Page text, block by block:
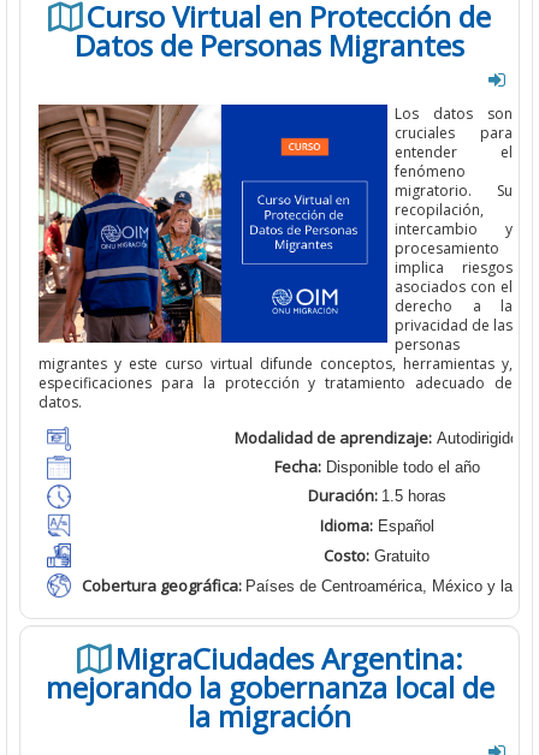
Curso Virtual en Protección de
Datos de Personas Migrantes
Los datos son
cruciales para
entender el
fenómeno
migratorio. Su
recopilación,
intercambio y
procesamiento
implica riesgos
asociados con el
derecho a la
privacidad de las
personas
migrantes y este curso virtual difunde conceptos, herramientas y,
especificaciones para la protección y tratamiento adecuado de
datos.
Modalidad de aprendizaje: Autodirigido
Fecha:Disponible todo el año
Duración: 1.5 horas
Idioma:Español
Costo: Gratuito
Cobertura geográfica: Países de Centroamérica, México y la
MigraCiudades Argentina:
mejorando la gobernanza local de
la migración